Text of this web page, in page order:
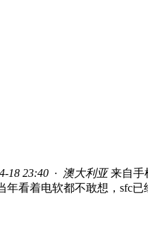
18 23:40 · 澳大利亚 来自手
年看着电软都不敢想，sfc